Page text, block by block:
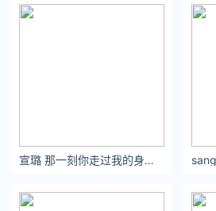
宣璐 那一刻你走过我的身边，再也没能放下心中的思念。